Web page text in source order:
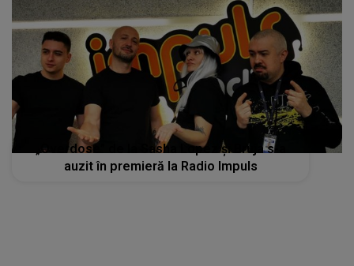
„Overdose” de la Sasha Lopez și Bruja s-a
auzit în premieră la Radio Impuls